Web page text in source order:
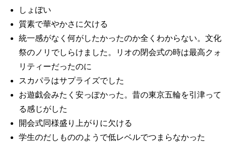
しょぼい
質素で華やかさに欠ける
統一感がなく何がしたかったのか全くわからない。文化
祭のノリでしらけました。リオの閉会式の時は最高クォ
リティーだったのに
スカパラはサプライズでした
お遊戯会みたく安っぽかった。昔の東京五輪を引津って
る感じがした
開会式同様盛り上がりに欠ける
学生のだしもののようで低レベルでつまらなかった